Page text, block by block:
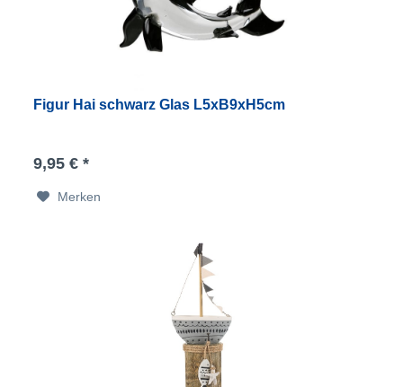
Figur Hai schwarz Glas L5xB9xH5cm
9,95 € *
Merken